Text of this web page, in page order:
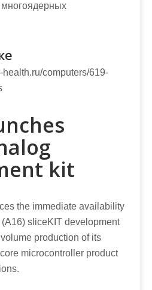
health.ru/computers/619-
kit
the immediate availability
sliceKIT development
production of its
microcontroller product